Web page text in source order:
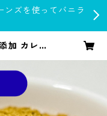
ンズを使ってバニラ
加 カレー